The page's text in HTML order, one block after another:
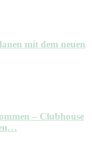
mit dem neuen
– Clubhouse